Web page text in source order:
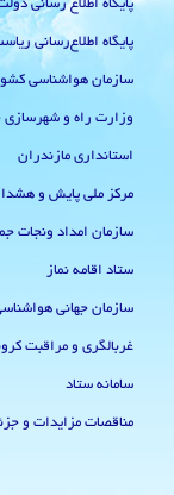
پایگاه اطلاع رسانی
پایگاه اطلاع‌رسانی
سازمان هواشناسی
وزارت راه و شهرسازی
استانداری مازندران
مرکز ملی پایش و
سازمان امداد ونجات
ستاد اقامه نماز
سازمان جهانی
غربالگری و مراقبت
سامانه ستاد
مناقصات مزایدات و